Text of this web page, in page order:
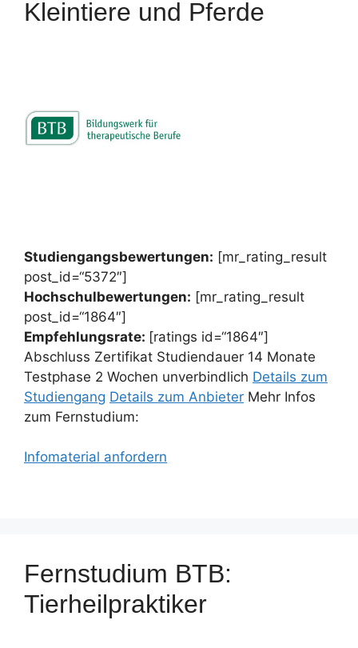
Kleintiere und Pferde
Studiengangsbewertungen: [mr_rating_result
post_id=“5372″]
Hochschulbewertungen: [mr_rating_result
post_id=“1864″]
Empfehlungsrate: [ratings id=“1864″]
Abschluss Zertifikat Studiendauer 14 Monate
Testphase 2 Wochen unverbindlich Details zum
Studiengang Details zum Anbieter Mehr Infos
zum Fernstudium:
Infomaterial anfordern
Fernstudium BTB:
Tierheilpraktiker